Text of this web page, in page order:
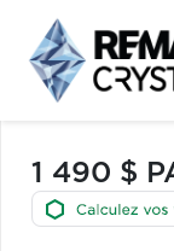
1 490 $